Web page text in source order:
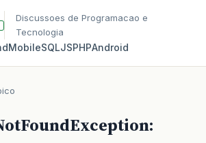
Discussoes de Programacao e
Tecnologia
MobileSQLJSPHPAndroid